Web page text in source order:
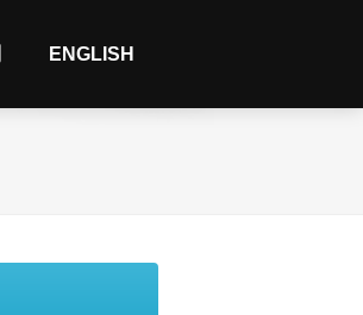
ENGLISH